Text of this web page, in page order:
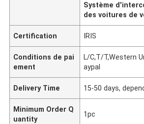
Système
des voitures de
Certification IRIS
Conditions de pai
ement
L/C,T/T,Western
aypal
Delivery Time 15-50 days,
Minimum Order Q
uantity
1pc